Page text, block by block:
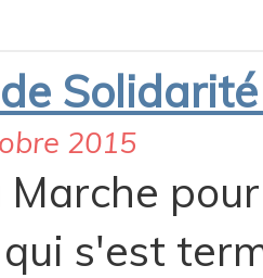
2015
Marche
qui s'est